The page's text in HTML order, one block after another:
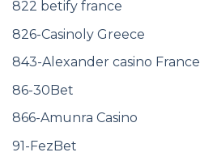
822 betify france
826-Casinoly Greece
843-Alexander casino France
86-30Bet
866-Amunra Casino
91-FezBet